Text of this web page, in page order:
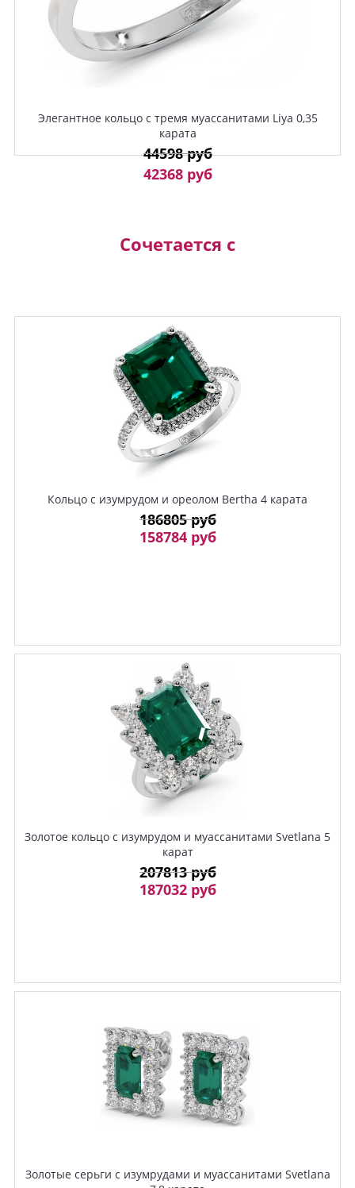
Элегантное кольцо с тремя муассанитами Liya 0,35
карата
44598 руб
42368 руб
Сочетается с
Кольцо с изумрудом и ореолом Bertha 4 карата
186805 руб
158784 руб
Золотое кольцо с изумрудом и муассанитами Svetlana 5
карат
207813 руб
187032 руб
Золотые серьги с изумрудами и муассанитами Svetlana